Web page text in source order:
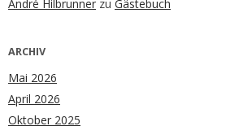
André Hilbrunner zu Gästebuch
ARCHIV
Mai 2026
April 2026
Oktober 2025